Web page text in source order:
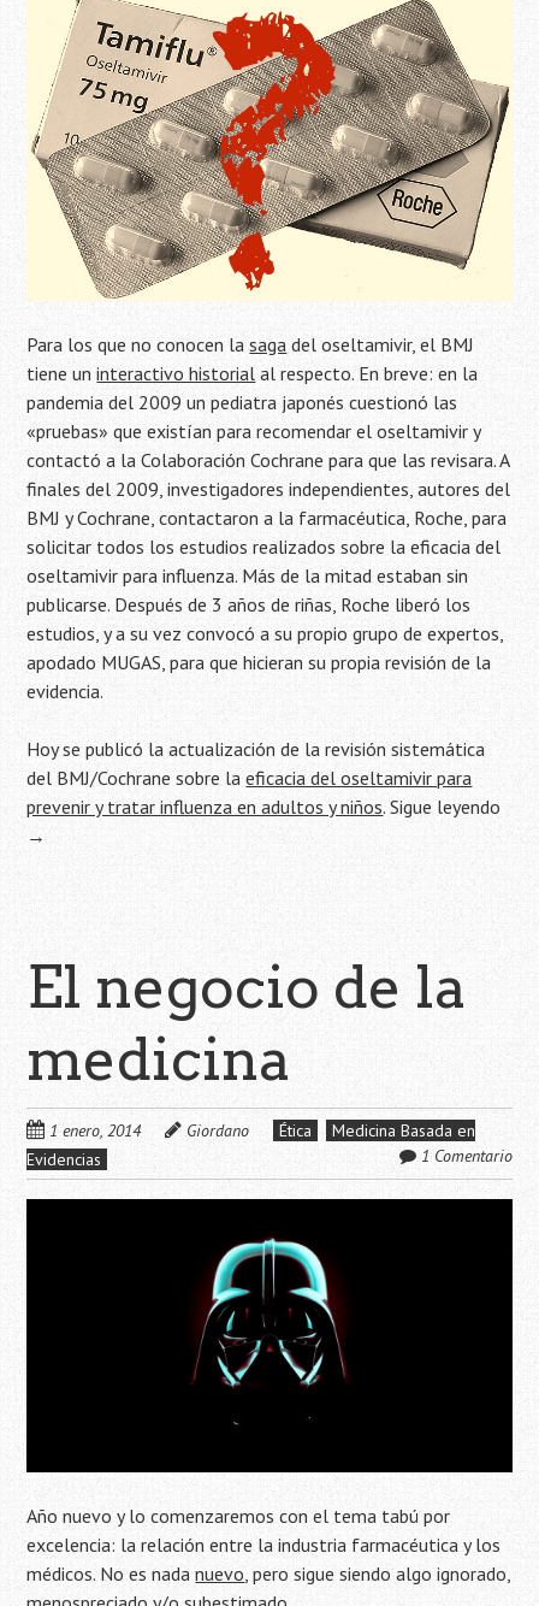
Para los que no conocen lasaga del oseltamivir, el BMJ
tiene uninteractivo historial al respecto. En breve: en la
pandemia del 2009 un pediatra japonés cuestionó las
«pruebas» que existían para recomendar el oseltamivir y
contactó a la Colaboración Cochrane para que las revisara. A
finales del 2009, investigadores independientes, autores del
BMJ y Cochrane, contactaron a la farmacéutica, Roche, para
solicitar todos los estudios realizados sobre la eficacia del
oseltamivir para influenza. Más de la mitad estaban sin
publicarse. Después de 3 años de riñas, Roche liberó los
estudios, y a su vez convocó a su propio grupo de expertos,
apodado MUGAS, para que hicieran su propia revisión de la
evidencia.
Hoy se publicó la actualización de la revisión sistemática
del BMJ/Cochrane sobre laeficacia del oseltamivir para
prevenir y tratar influenza en adultos y niños.Sigue leyendo
→
El negocio de la
medicina
1 enero, 2014 Giordano Ética
Medicina Basada en
Evidencias
1 Comentario
Año nuevo y lo comenzaremos con el tema tabú por
excelencia: la relación entre la industria farmacéutica y los
médicos. No es nadanuevo , pero sigue siendo algo ignorado,